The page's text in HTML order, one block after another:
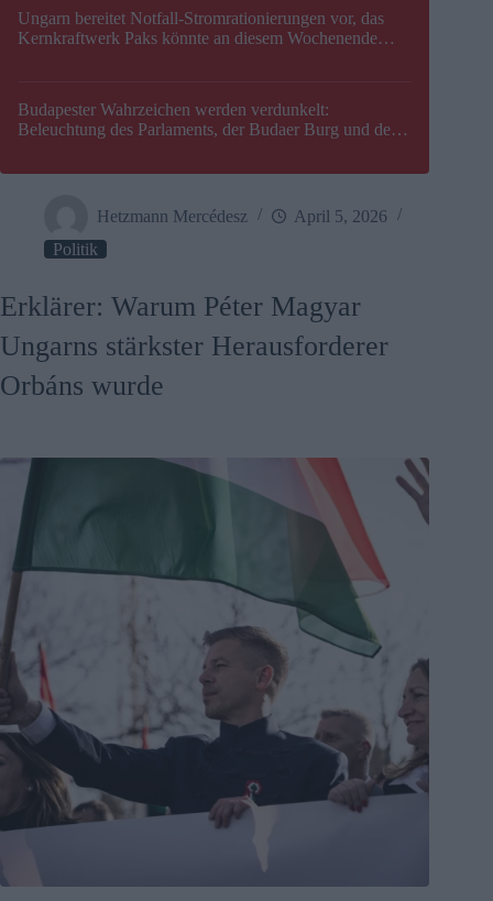
Ungarn bereitet Notfall-Stromrationierungen vor, das
Kernkraftwerk Paks könnte an diesem Wochenende
Budapester Wahrzeichen werden verdunkelt:
Beleuchtung des Parlaments, der Budaer Burg und der
Hetzmann Mercédesz
April 5, 2026
Politik
Erklärer: Warum Péter Magyar
Ungarns stärkster Herausforderer
Orbáns wurde